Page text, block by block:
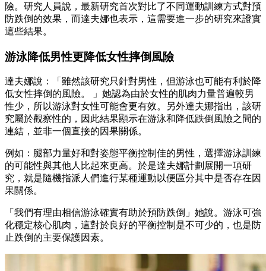
險。研究人員說，最新研究首次對比了不同運動訓練方式對預
防跌倒的效果，而達夫娜也表示，這需要進一步的研究來證實
這些結果。
游泳降低男性更降低女性摔倒風險
達夫娜說：「雖然該研究只針對男性，但游泳也可能有利於降
低女性摔倒的風險。 」她認為由於女性的肌肉力量普遍較男
性少，所以游泳對女性可能會更有效。另外達夫娜指出，該研
究屬於觀察性的，因此結果顯示在游泳和降低跌倒風險之間的
連結，並非一個直接的因果關係。
例如：腿部力量好和對姿態平衡控制佳的男性，選擇游泳訓練
的可能性與其他人比起來更高。於是達夫娜計劃展開一項研
究，就是隨機指派人們進行某種運動以便區分其中是否存在因
果關係。
「我們有理由相信游泳確實有助於預防跌倒」她說。游泳可強
化穩定核心肌肉，這對於良好的平衡控制是不可少的，也是防
止跌倒的主要保護因素。